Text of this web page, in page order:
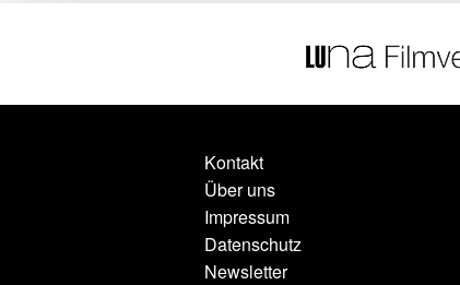
Kontakt
Über uns
Impressum
Datenschutz
Newsletter